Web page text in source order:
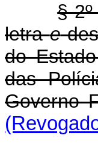
§
letrae
do
das